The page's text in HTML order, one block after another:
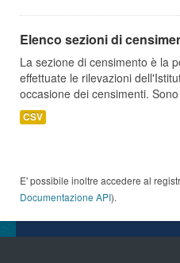
Elenco sezioni di
La sezione di censimento è la
effettuate le rilevazioni
occasione dei censimenti.
CSV
E' possibile inoltre accedere al
Documentazione API).